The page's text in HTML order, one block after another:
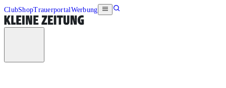
ClubShopTrauerportalWerbung